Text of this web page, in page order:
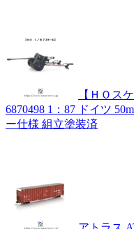
【ＨＯス
6870498 1：87 ドイツ
ー仕様 組立塗装済